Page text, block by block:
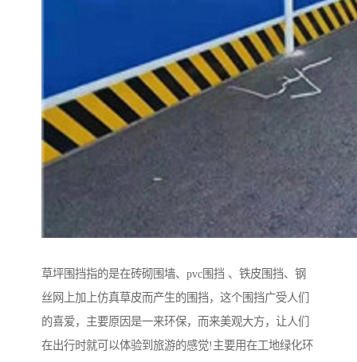
草坪围挡指的是在砖砌围墙、pvc围挡 、铁皮围挡、钢
丝网上加上仿真草皮而产生的围挡，这个围挡广受人们
的喜爱，主要原因是一来环保，而来美观大方，让人们
在出行时就可以体验到旅游的感觉!主要用在工地绿化环